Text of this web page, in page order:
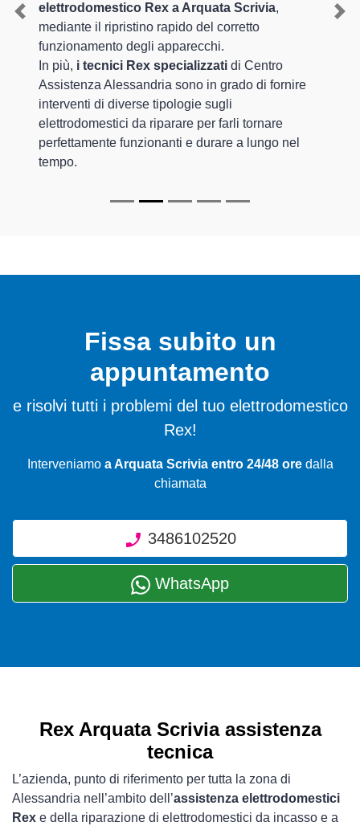
elettrodomestico Rex a Arquata Scrivia,
mediante il ripristino rapido del corretto
funzionamento degli apparecchi.
In più, i tecnici Rex specializzati di Centro
Assistenza Alessandria sono in grado di fornire
interventi di diverse tipologie sugli
elettrodomestici da riparare per farli tornare
perfettamente funzionanti e durare a lungo nel
tempo.
Previous
Fissa subito un
appuntamento
e risolvi tutti i problemi del tuo elettrodomestico
Rex!
Interveniamo a Arquata Scrivia entro 24/48 oredalla
chiamata
3486102520
WhatsApp
Rex Arquata Scrivia assistenza
tecnica
L’azienda, punto di riferimento per tutta la zona di
Alessandria nell’ambito dell’assistenza elettrodomestici
Rex e della riparazione di elettrodomestici da incasso e a